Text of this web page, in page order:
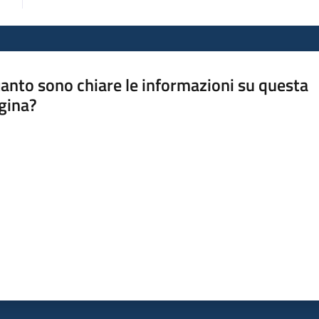
sono chiare le informazioni su questa